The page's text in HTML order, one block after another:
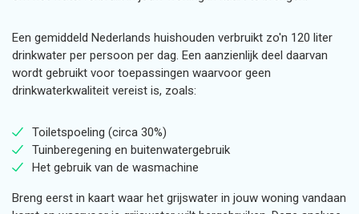
Een gemiddeld Nederlands huishouden verbruikt zo'n 120 liter
drinkwater per persoon per dag. Een aanzienlijk deel daarvan
wordt gebruikt voor toepassingen waarvoor geen
drinkwaterkwaliteit vereist is, zoals:
Toiletspoeling (circa 30%)
Tuinberegening en buitenwatergebruik
Het gebruik van de wasmachine
Breng eerst in kaart waar het grijswater in jouw woning vandaan